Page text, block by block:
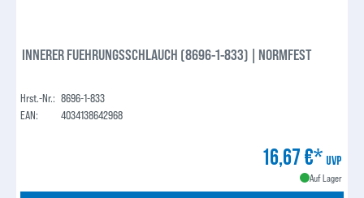
INNERER FUEHRUNGSSCHLAUCH (8696-1-833) | NORMFEST
Hrst.-Nr.: 8696-1-833
EAN:
4034138642968
16,67 €* UVP
Auf Lager